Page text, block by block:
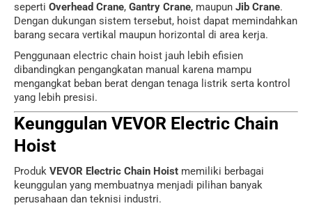
seperti Overhead Crane, Gantry Crane, maupun Jib Crane.
Dengan dukungan sistem tersebut, hoist dapat memindahkan
barang secara vertikal maupun horizontal di area kerja.
Penggunaan electric chain hoist jauh lebih efisien
dibandingkan pengangkatan manual karena mampu
mengangkat beban berat dengan tenaga listrik serta kontrol
yang lebih presisi.
Keunggulan VEVOR Electric Chain
Hoist
Produk VEVOR Electric Chain Hoist memiliki berbagai
keunggulan yang membuatnya menjadi pilihan banyak
perusahaan dan teknisi industri.